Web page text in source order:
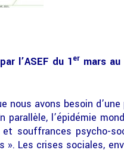
l’ASEF du 1er mars au
nous avons besoin
l’épidémie
souffrances psycho-
Les crises sociales,